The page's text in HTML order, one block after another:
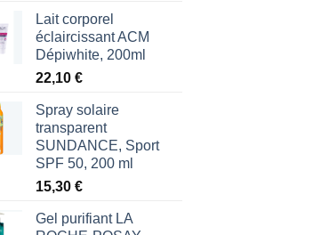
Lait corporel
éclaircissant ACM
Dépiwhite, 200ml
22,10 €
Spray solaire
transparent
SUNDANCE, Sport
SPF 50, 200 ml
15,30 €
Gel purifiant LA